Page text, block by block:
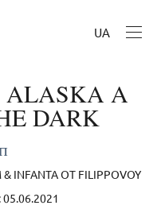
UA
ALASKA A
DARK
& INFANTA OT FILIPPOVOY